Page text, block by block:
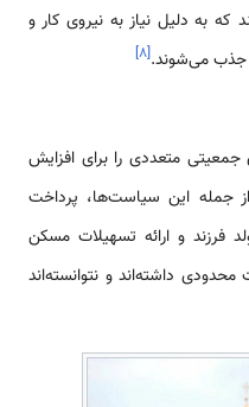
که به دلیل نیاز به نیروی کار و
جذب می‌شوند.[۸]
متعددی را برای افزایش
از جمله این سیاست‌ها، پرداخت
فرزند و ارائه تسهیلات مسکن
داشته‌اند و نتوانسته‌اند